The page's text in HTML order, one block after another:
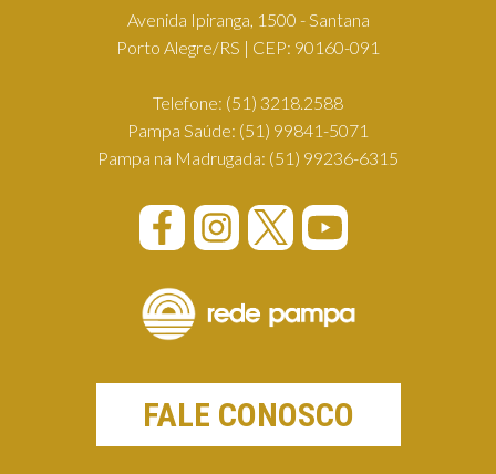
Avenida Ipiranga, 1500 - Santana
Porto Alegre/RS | CEP: 90160-091
Telefone: (51) 3218.2588
Pampa Saúde: (51) 99841-5071
Pampa na Madrugada: (51) 99236-6315
FALE CONOSCO